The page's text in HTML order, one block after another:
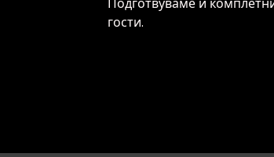
Подготвуваме и
гости.